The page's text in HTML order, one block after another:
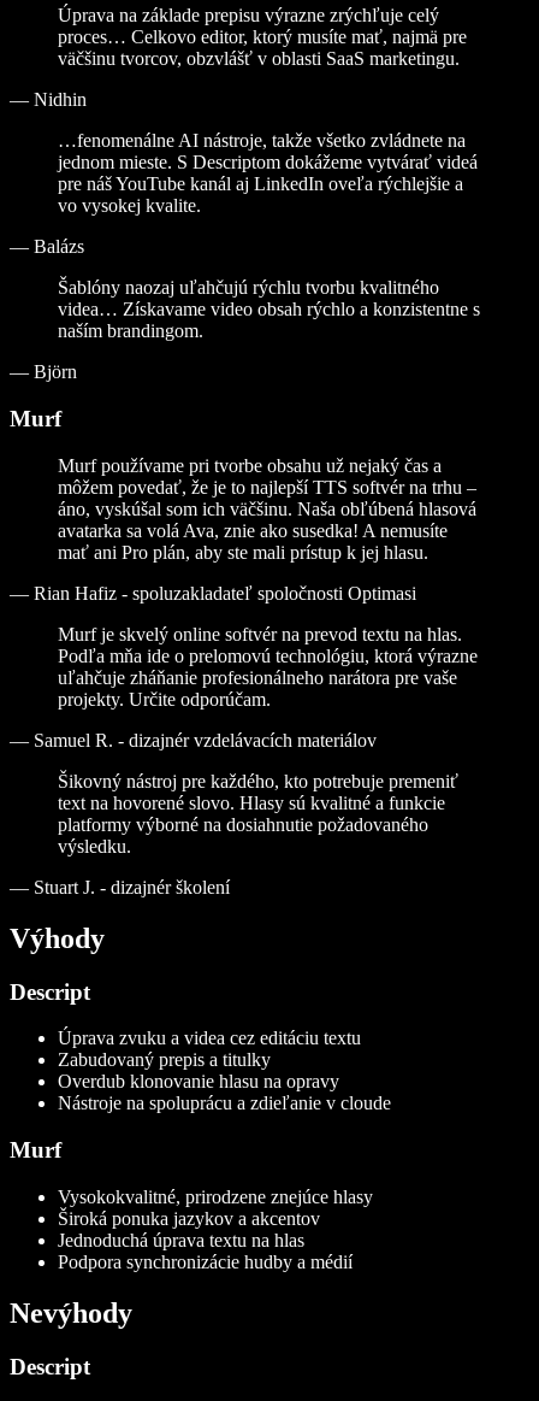
Úprava na základe prepisu výrazne zrýchľuje celý
proces… Celkovo editor, ktorý musíte mať, najmä pre
väčšinu tvorcov, obzvlášť v oblasti SaaS marketingu.
— Nidhin
…fenomenálne AI nástroje, takže všetko zvládnete na
jednom mieste. S Descriptom dokážeme vytvárať videá
pre náš YouTube kanál aj LinkedIn oveľa rýchlejšie a
vo vysokej kvalite.
— Balázs
Šablóny naozaj uľahčujú rýchlu tvorbu kvalitného
videa… Získavame video obsah rýchlo a konzistentne s
naším brandingom.
— Björn
Murf
Murf používame pri tvorbe obsahu už nejaký čas a
môžem povedať, že je to najlepší TTS softvér na trhu –
áno, vyskúšal som ich väčšinu. Naša obľúbená hlasová
avatarka sa volá Ava, znie ako susedka! A nemusíte
mať ani Pro plán, aby ste mali prístup k jej hlasu.
— Rian Hafiz - spoluzakladateľ spoločnosti Optimasi
Murf je skvelý online softvér na prevod textu na hlas.
Podľa mňa ide o prelomovú technológiu, ktorá výrazne
uľahčuje zháňanie profesionálneho narátora pre vaše
projekty. Určite odporúčam.
— Samuel R. - dizajnér vzdelávacích materiálov
Šikovný nástroj pre každého, kto potrebuje premeniť
text na hovorené slovo. Hlasy sú kvalitné a funkcie
platformy výborné na dosiahnutie požadovaného
výsledku.
— Stuart J. - dizajnér školení
Výhody
Descript
Úprava zvuku a videa cez editáciu textu
Zabudovaný prepis a titulky
Overdub klonovanie hlasu na opravy
Nástroje na spoluprácu a zdieľanie v cloude
Murf
Vysokokvalitné, prirodzene znejúce hlasy
Široká ponuka jazykov a akcentov
Jednoduchá úprava textu na hlas
Podpora synchronizácie hudby a médií
Nevýhody
Descript